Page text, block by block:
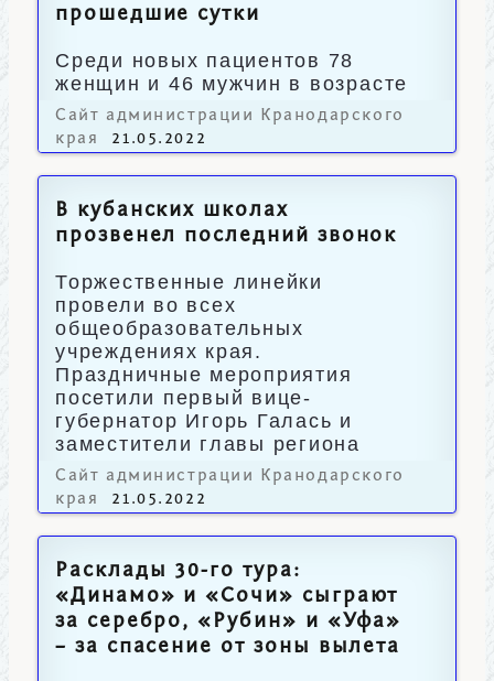
прошедшие сутки
Среди новых пациентов 78
женщин и 46 мужчин в возрасте
от 1,5 до 95 лет.
Сайт администрации Кранодарского
края
21.05.2022
В кубанских школах
прозвенел последний звонок
Торжественные линейки
провели во всех
общеобразовательных
учреждениях края.
Праздничные мероприятия
посетили первый вице-
губернатор Игорь Галась и
заместители главы региона
Анна Минькова и Игорь Чагаев.
Сайт администрации Кранодарского
края
21.05.2022
Расклады 30-го тура:
«Динамо» и «Сочи» сыграют
за серебро, «Рубин» и «Уфа»
– за спасение от зоны вылета